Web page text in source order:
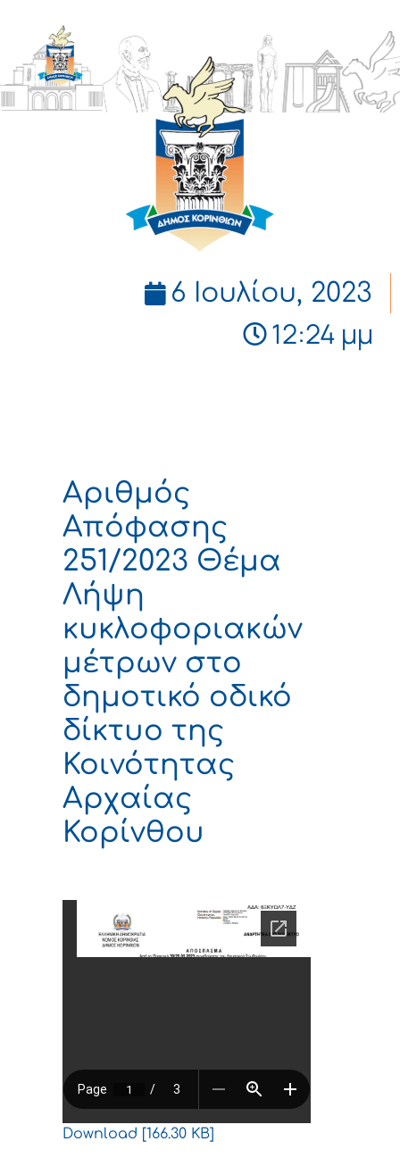
ΔΗΜΟΣ
ΚΟΡΙΝΘΙΩΝ
6 Ιουλίου, 2023
12:24 μμ
Αριθμός
Απόφασης
251/2023 Θέμα
Λήψη
κυκλοφοριακών
μέτρων στο
δημοτικό οδικό
δίκτυο της
Κοινότητας
Αρχαίας
Κορίνθου
Download [166.30 KB]